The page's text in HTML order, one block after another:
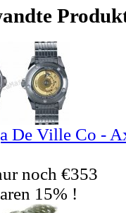
De Ville Co -
noch €353
15% !